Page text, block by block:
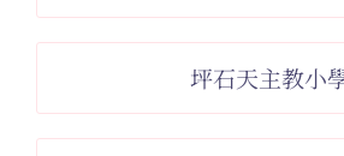
坪石天主教小